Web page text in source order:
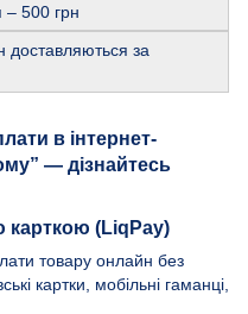
– 500 грн
за
карткою (LiqPay)
товару онлайн без
картки, мобільні гаманці,